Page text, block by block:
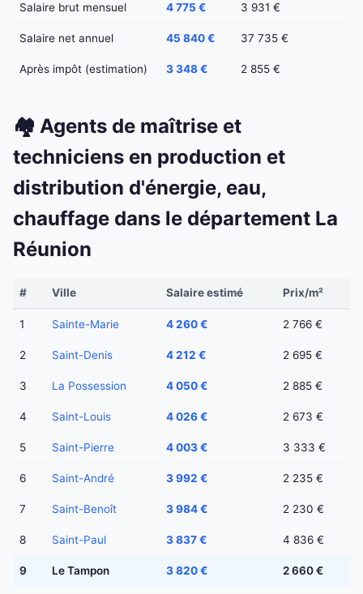
Salaire brut mensuel 4 775 € 3 931 €
Salaire net annuel 45 840 € 37 735 €
Après impôt (estimation) 3 348 € 2 855 €
🏘️ Agents de maîtrise et
techniciens en production et
distribution d'énergie, eau,
chauffage dans le département La
Réunion
# Ville Salaire estimé Prix/m²
1 Sainte-Marie 4 260 € 2 766 €
2 Saint-Denis 4 212 € 2 695 €
3 La Possession 4 050 € 2 885 €
4 Saint-Louis 4 026 € 2 673 €
5 Saint-Pierre 4 003 € 3 333 €
6 Saint-André 3 992 € 2 235 €
7 Saint-Benoît 3 984 € 2 230 €
8 Saint-Paul 3 837 € 4 836 €
9 Le Tampon 3 820 € 2 660 €